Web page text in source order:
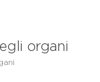
organi